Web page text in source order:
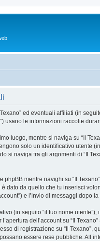
ed eventuali affiliati (in seguito
usano le informazioni raccolte
luogo, mentre si naviga su “Il
solo un identificativo utente
si naviga tra gli argomenti di “Il
mentre navighi su “Il
dato da quello che tu inserisci
e l’invio di messaggi dopo
(in seguito “il tuo nome
dell’account su “Il
di registrazione su “Il Texano”,
essere rese pubbliche.